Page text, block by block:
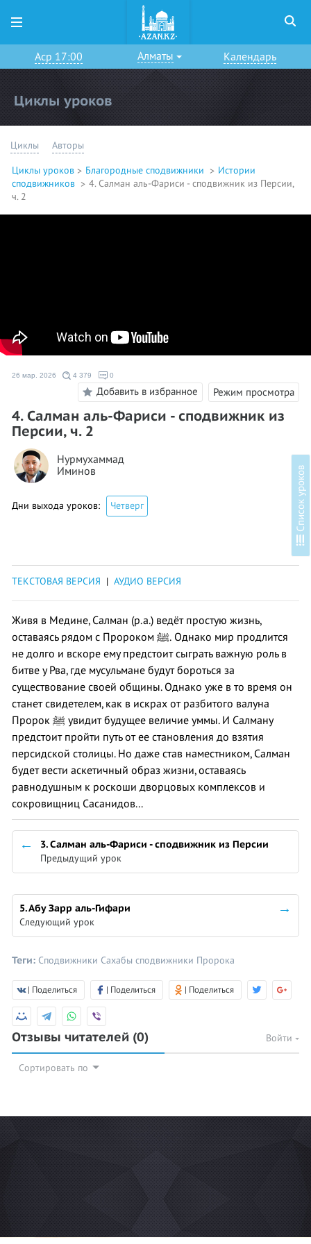
Аср 17:00 Алматы Календарь
Циклы уроков
Циклы Авторы
Циклы уроков Благородные сподвижники
Истории
сподвижников
4. Салман аль-Фариси - сподвижник из Персии,
ч. 2
26 мар. 2026 4 379 0
Добавить в избранное Режим просмотра
4. Салман аль-Фариси - сподвижник из
Персии, ч. 2
Нурмухаммад
Иминов
Дни выхода уроков: Четверг в
ТЕКСТОВАЯ ВЕРСИЯ | АУДИО ВЕРСИЯ
Живя в Медине, Салман (р.а.) ведёт простую жизнь,
оставаясь рядом с Пророком ﷺ. Однако мир продлится
не долго и вскоре ему предстоит сыграть важную роль в
битве у Рва, где мусульмане будут бороться за
существование своей общины. Однако уже в то время он
станет свидетелем, как в искрах от разбитого валуна
Пророк ﷺ увидит будущее величие уммы. И Салману
предстоит пройти путь от ее становления до взятия
персидской столицы. Но даже став наместником, Салман
будет вести аскетичный образ жизни, оставаясь
равнодушным к роскоши дворцовых комплексов и
сокровищниц Сасанидов...
3. Салман аль-Фариси - сподвижник из Персии
Предыдущий урок
5. Абу Зарр аль-Гифари
Следующий урок
Теги: Сподвижники Сахабы сподвижники Пророка
| Поделиться | Поделиться | Поделиться
Отзывы читателей (0) Войти
Сортировать по